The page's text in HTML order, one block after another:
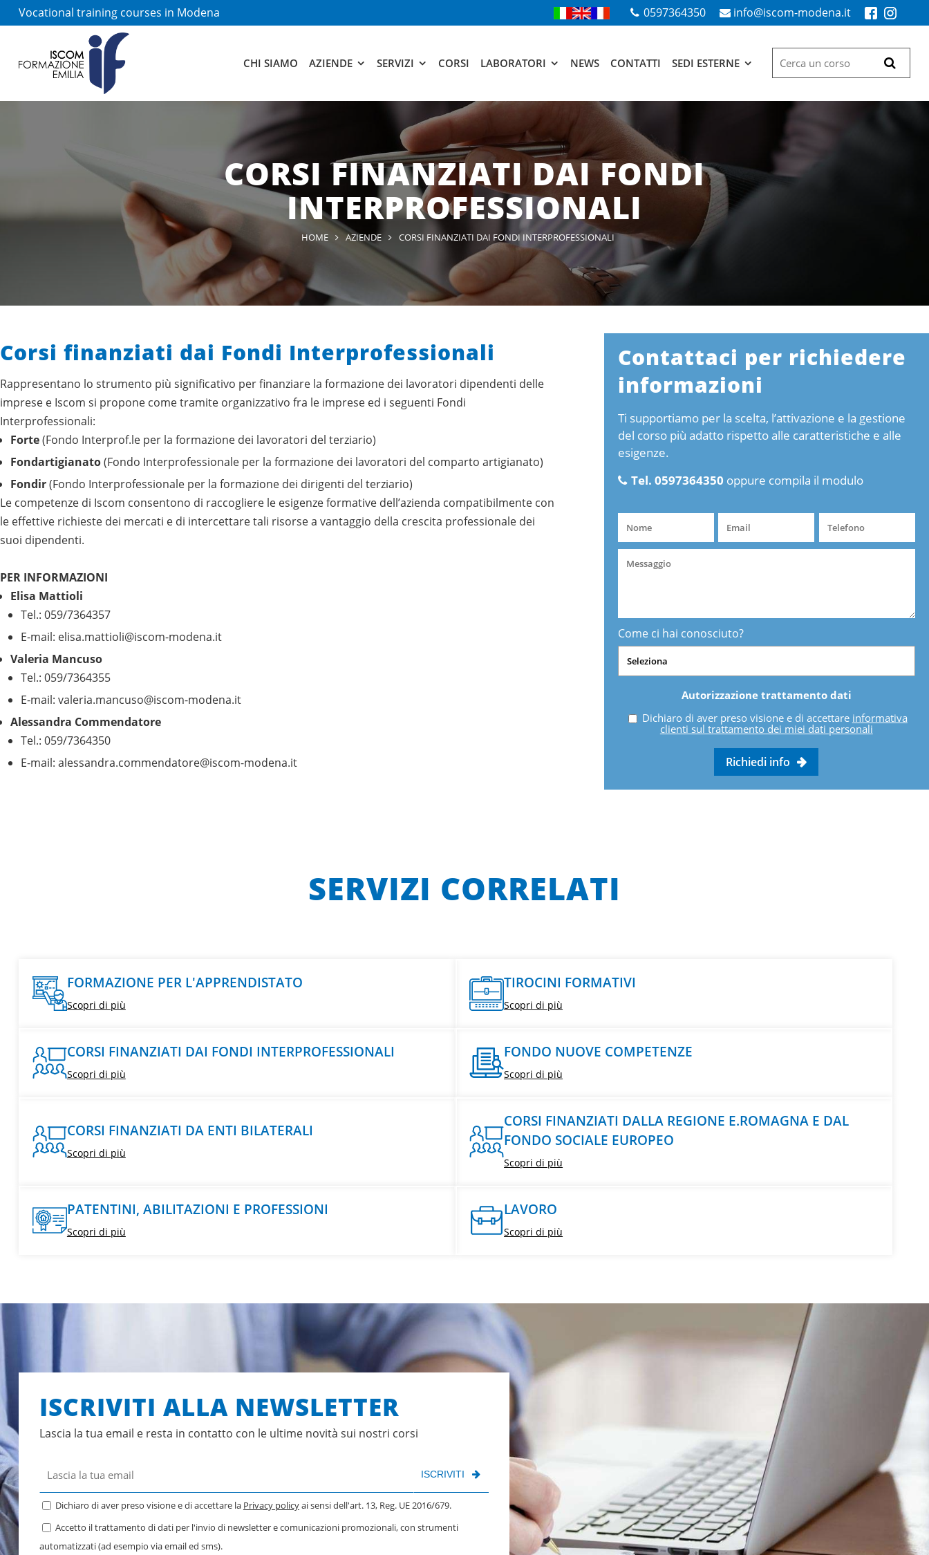
Vocational training courses in Modena 0597364350 info@iscom-modena.it
CHI SIAMO AZIENDE SERVIZI CORSI LABORATORI NEWS CONTATTI SEDI ESTERNE
CORSI FINANZIATI DAI FONDI
INTERPROFESSIONALI
HOME AZIENDE CORSI FINANZIATI DAI FONDI INTERPROFESSIONALI
Corsi finanziati dai Fondi Interprofessionali
Rappresentano lo strumento più significativo per finanziare la formazione dei lavoratori dipendenti delle
imprese e Iscom si propone come tramite organizzativo fra le imprese ed i seguenti Fondi
Interprofessionali:
Forte(Fondo Interprof.le per la formazione dei lavoratori del terziario)
Fondartigianato(Fondo Interprofessionale per la formazione dei lavoratori del comparto artigianato)
Fondir(Fondo Interprofessionale per la formazione dei dirigenti del terziario)
Le competenze di Iscom consentono di raccogliere le esigenze formative dell’azienda compatibilmente con
le effettive richieste dei mercati e di intercettare tali risorse a vantaggio della crescita professionale dei
suoi dipendenti.
PER INFORMAZIONI
Elisa Mattioli
Tel.: 059/7364357
E-mail: elisa.mattioli@iscom-modena.it
Valeria Mancuso
Tel.: 059/7364355
E-mail: valeria.mancuso@iscom-modena.it
Alessandra Commendatore
Tel.: 059/7364350
E-mail: alessandra.commendatore@iscom-modena.it
Contattaci per richiedere
informazioni
Ti supportiamo per la scelta, l’attivazione e la gestione
del corso più adatto rispetto alle caratteristiche e alle
esigenze.
Tel. 0597364350 oppure compila il modulo
Come ci hai conosciuto?
Autorizzazione trattamento dati
Dichiaro di aver preso visione e di accettare informativa
clienti sul trattamento dei miei dati personali
Richiedi info
SERVIZI CORRELATI
FORMAZIONE PER L'APPRENDISTATO
Scopri di più
TIROCINI FORMATIVI
Scopri di più
CORSI FINANZIATI DAI FONDI INTERPROFESSIONALI
Scopri di più
FONDO NUOVE COMPETENZE
Scopri di più
CORSI FINANZIATI DA ENTI BILATERALI
Scopri di più
CORSI FINANZIATI DALLA REGIONE E.ROMAGNA E DAL
FONDO SOCIALE EUROPEO
Scopri di più
PATENTINI, ABILITAZIONI E PROFESSIONI
Scopri di più
LAVORO
Scopri di più
ISCRIVITI ALLA NEWSLETTER
Lascia la tua email e resta in contatto con le ultime novità sui nostri corsi
ISCRIVITI
Dichiaro di aver preso visione e di accettare la Privacy policyai sensi dell'art. 13, Reg. UE 2016/679.
Accetto il trattamento di dati per l'invio di newsletter e comunicazioni promozionali, con strumenti
automatizzati (ad esempio via email ed sms).